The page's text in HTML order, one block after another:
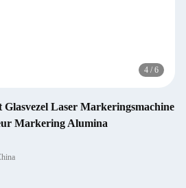
4 / 6
Laser Markeringsmachine
Markering Alumina